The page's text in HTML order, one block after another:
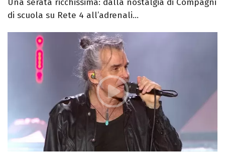
Una serata ricchissima: dalla nostalgia di Compagni
di scuola su Rete 4 all’adrenali...